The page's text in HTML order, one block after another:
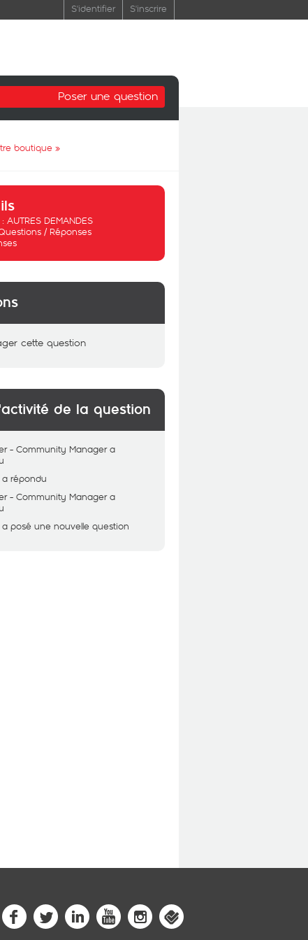
S'identifier S'inscrire
Poser une question
boutique »
AUTRES DEMANDES
/ Réponses
cette question
de la question
- Community Manager a
a répondu
- Community Manager a
a posé une nouvelle question